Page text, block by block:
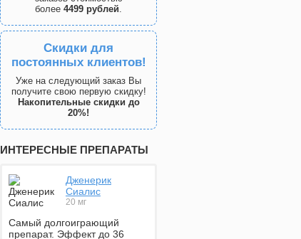
более 4499 рублей.
Скидки для
постоянных клиентов!
Уже на следующий заказ Вы
получите свою первую скидку!
Накопительные скидки до
20%!
ИНТЕРЕСНЫЕ ПРЕПАРАТЫ
Дженерик
Сиалис
20 мг
Самый долгоиграющий
препарат. Эффект до 36